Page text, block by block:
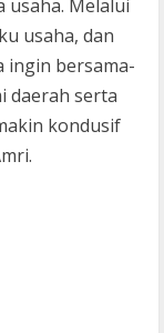
usaha. Melalui
usaha, dan
ingin bersama-
daerah serta
kondusif